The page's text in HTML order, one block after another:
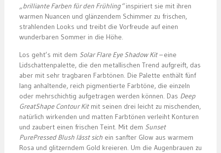
„brilliante Farben für den Frühling“inspiriert sie mit ihren
warmen Nuancen und glänzendem Schimmer zu frischen,
strahlenden Looks und treibt die Vorfreude auf einen
wunderbaren Sommer in die Höhe.
Los geht’s mit dem Solar Flare Eye Shadow Kit –eine
Lidschattenpalette, die den metallischen Trend aufgreift, das
aber mit sehr tragbaren Farbtönen. Die Palette enthält fünf
lang anhaltende, reich pigmentierte Farbtöne, die einzeln
oder mehrschichtig aufgetragen werden können. Das Deep
GreatShape Contour Kitmit seinen drei leicht zu mischenden,
natürlich wirkenden und matten Farbtönen verleiht Konturen
und zaubert einen frischen Teint. Mit dem Sunset
PurePressed Blush lässt sichein sanfter Glow aus warmem
Rosa und glitzerndem Gold kreieren. Um die Augenbrauen zu